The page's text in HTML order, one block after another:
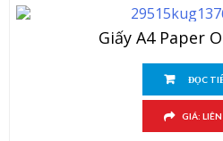
Giấy A4 Paper
ĐỌC
GIÁ: